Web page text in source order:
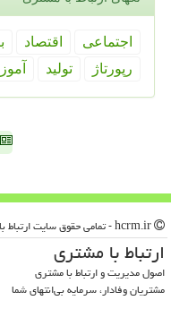
اجتماعی اقتصاد
رپورتاژ
تولید
ارتباط با مشتری
اصول مدیریت و ارتباط با مشتری
مشتریان وفادار، سرمایه بی‌انتهای شما